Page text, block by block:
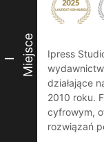
I Miejsce
Ipress
działające
2010 roku.
cyfrowym,
rozwiązań